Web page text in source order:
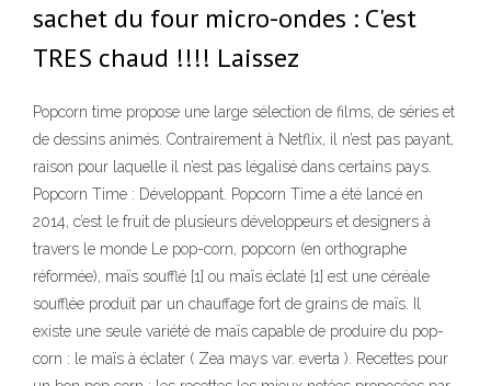
sachet du four micro-ondes : C'est
TRES chaud !!!! Laissez
Popcorn time propose une large sélection de films, de séries et
de dessins animés. Contrairement à Netflix, il n’est pas payant,
raison pour laquelle il n’est pas légalisé dans certains pays.
Popcorn Time : Développant. Popcorn Time a été lancé en
2014, c’est le fruit de plusieurs développeurs et designers à
travers le monde Le pop-corn, popcorn (en orthographe
réformée), maïs soufflé [1] ou maïs éclaté [1] est une céréale
soufflée produit par un chauffage fort de grains de maïs. Il
existe une seule variété de maïs capable de produire du pop-
corn : le maïs à éclater ( Zea mays var. everta ). Recettes pour